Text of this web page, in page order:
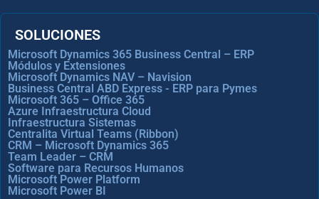
SOLUCIONES
Microsoft Dynamics 365 Business Central – ERP
Módulos y Extensiones
Microsoft Dynamics NAV – Navision
Business Central ABD Express - ERP para Pymes
Microsoft 365 – Office 365
Azure Infraestructura Cloud
Infraestructura Sistemas
Centralita Virtual Teams (Ribbon)
CRM – Microsoft Dynamics 365
Team Leader – CRM
Software para Recursos Humanos
Microsoft Power Platform
Microsoft Power BI